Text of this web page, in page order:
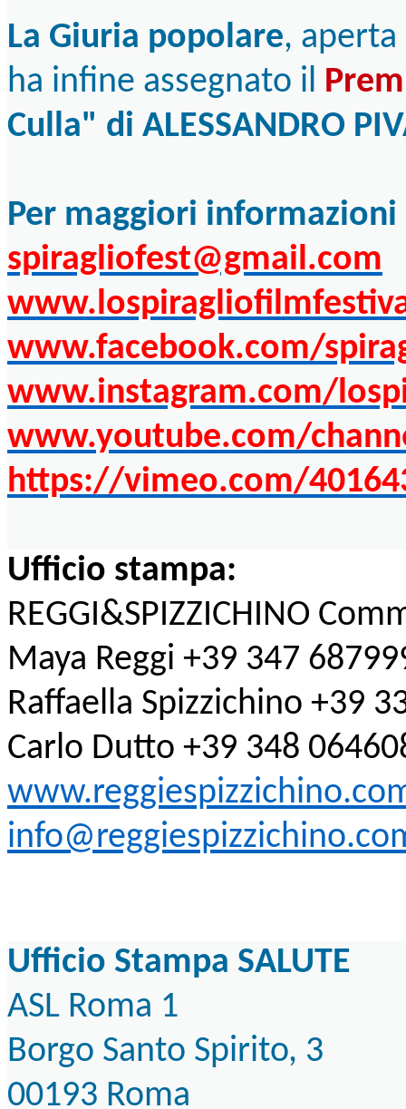
La Giuria popolare,
ha infine assegnato il
Culla" di ALESSANDRO
Per maggiori informazioni
spiragliofest@gmail.com
www.facebook.com/
www.instagram.com/
www.youtube.com/
https://vimeo.com/
Ufficio stampa:
REGGI&SPIZZICHINO
Maya Reggi +39 347
Raffaella Spizzichino +39
Carlo Dutto +39 348
Ufficio Stampa SALUTE
ASL Roma 1
Borgo Santo Spirito, 3
00193 Roma